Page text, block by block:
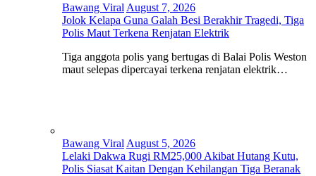
Bawang Viral August 7, 2026
Jolok Kelapa Guna Galah Besi Berakhir Tragedi, Tiga
Polis Maut Terkena Renjatan Elektrik
Tiga anggota polis yang bertugas di Balai Polis Weston
maut selepas dipercayai terkena renjatan elektrik…
Bawang Viral August 5, 2026
Lelaki Dakwa Rugi RM25,000 Akibat Hutang Kutu,
Polis Siasat Kaitan Dengan Kehilangan Tiga Beranak